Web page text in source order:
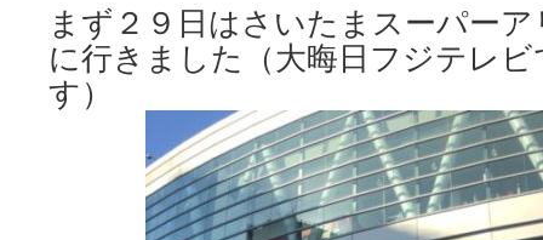
まず２９日はさいたまスーパー
に行きました（大晦日フジテレ
す）